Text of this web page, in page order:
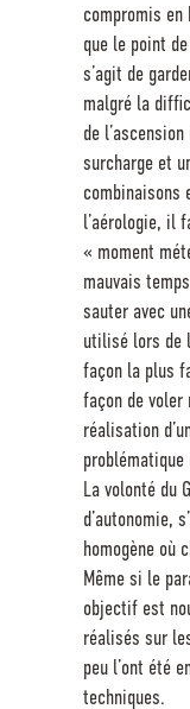
compromis en
que le point
s’agit de
malgré la
de
surcharge et
combinaisons
l’aérologie, il
« moment
mauvais
sauter avec
utilisé lors de
façon la plus
façon de voler
réalisation
La volonté du
d’autonomie,
homogène où
Même si le
objectif est
réalisés sur
peu l’ont été
techniques.